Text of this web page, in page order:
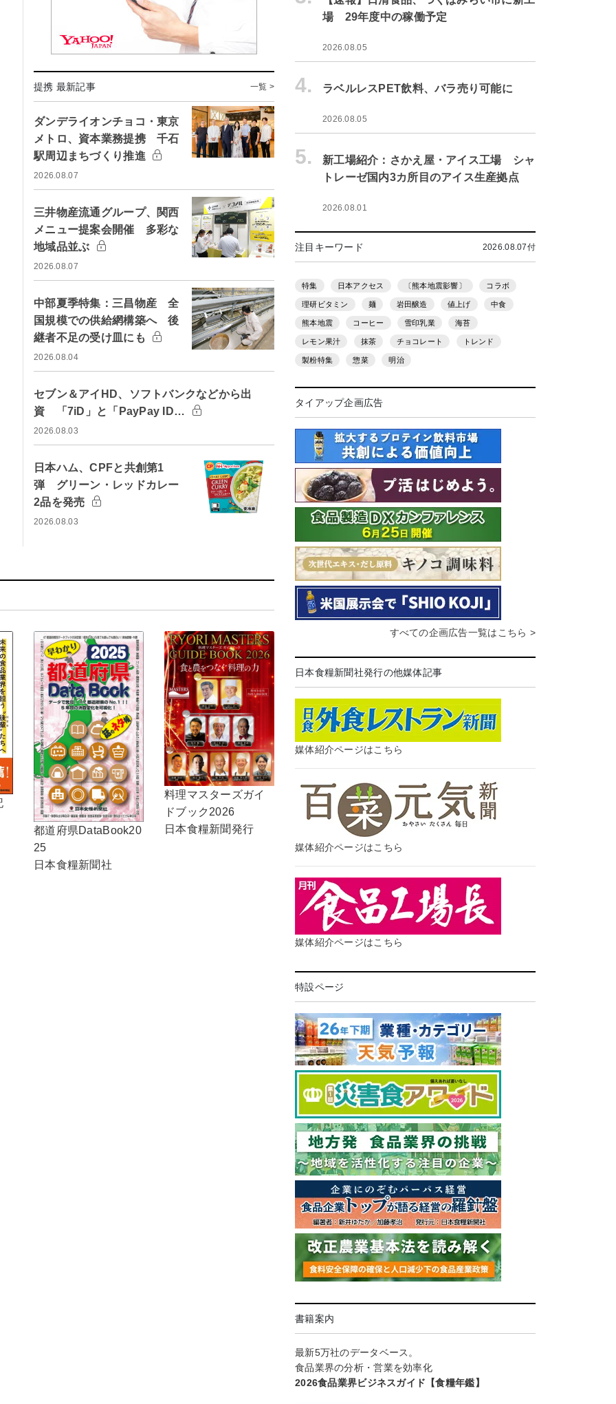
提携 最新記事 一覧 >
ダンデライオンチョコ・東京
メトロ、資本業務提携 千石
駅周辺まちづくり推進
2026.08.07
三井物産流通グループ、関西
メニュー提案会開催 多彩な
地域品並ぶ
2026.08.07
中部夏季特集：三昌物産 全
国規模での供給網構築へ 後
継者不足の受け皿にも
2026.08.04
セブン＆アイHD、ソフトバンクなどから出
資 「7iD」と「PayPay ID…
2026.08.03
日本ハム、CPFと共創第1
弾 グリーン・レッドカレー
2品を発売
2026.08.03
都道府県DataBook20
25
日本食糧新聞社
料理マスターズガイ
ドブック2026
日本食糧新聞発行
場 29年度中の稼働予定
2026.08.05
4. ラベルレスPET飲料、バラ売り可能に
2026.08.05
5.
新工場紹介：さかえ屋・アイス工場 シャ
トレーゼ国内3カ所目のアイス生産拠点
2026.08.01
注目キーワード 2026.08.07付
特集 日本アクセス 〔熊本地震影響〕 コラボ
理研ビタミン 麺 岩田醸造 値上げ 中食
熊本地震 コーヒー 雪印乳業 海苔
レモン果汁 抹茶 チョコレート トレンド
製粉特集 惣菜 明治
タイアップ企画広告
すべての企画広告一覧はこちら >
日本食糧新聞社発行の他媒体記事
媒体紹介ページはこちら
媒体紹介ページはこちら
媒体紹介ページはこちら
特設ページ
書籍案内
最新5万社のデータベース。
食品業界の分析・営業を効率化
2026食品業界ビジネスガイド【食糧年鑑】